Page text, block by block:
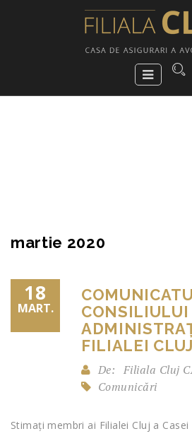
martie 2020
18
MART.
CONSILIULUI
FILIALEI
De: Filiala Cluj
Comunicări
Stimați membri ai Filialei Cluj a Casei